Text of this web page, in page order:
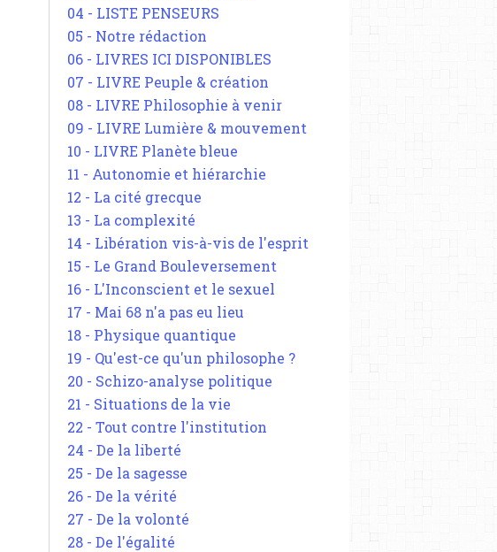
04 - LISTE PENSEURS
05 - Notre rédaction
06 - LIVRES ICI DISPONIBLES
07 - LIVRE Peuple & création
08 - LIVRE Philosophie à venir
09 - LIVRE Lumière & mouvement
10 - LIVRE Planète bleue
11 - Autonomie et hiérarchie
12 - La cité grecque
13 - La complexité
14 - Libération vis-à-vis de l'esprit
15 - Le Grand Bouleversement
16 - L'Inconscient et le sexuel
17 - Mai 68 n'a pas eu lieu
18 - Physique quantique
19 - Qu'est-ce qu'un philosophe ?
20 - Schizo-analyse politique
21 - Situations de la vie
22 - Tout contre l'institution
24 - De la liberté
25 - De la sagesse
26 - De la vérité
27 - De la volonté
28 - De l'égalité